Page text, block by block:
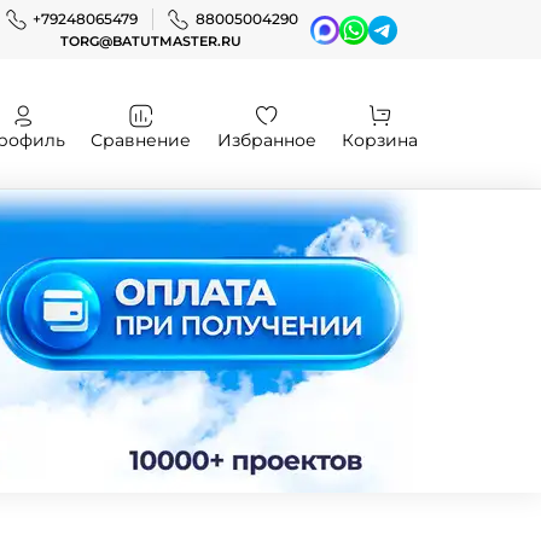
+79248065479 88005004290
TORG@BATUTMASTER.RU
Сравнение Избранное Корзина